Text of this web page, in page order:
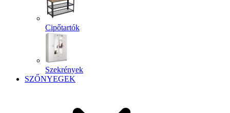
Cipőtartók
Szekrények
SZŐNYEGEK